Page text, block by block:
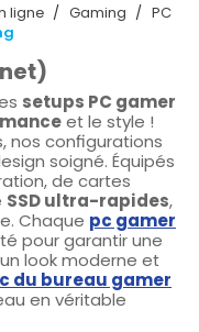
ligne Gaming
PC
setups PC gamer
et le style !
nos configurations
soigné. Équipés
de cartes
SSD ultra-rapides,
Chaque pc gamer
pour garantir une
look moderne et
du bureau gamer
en véritable